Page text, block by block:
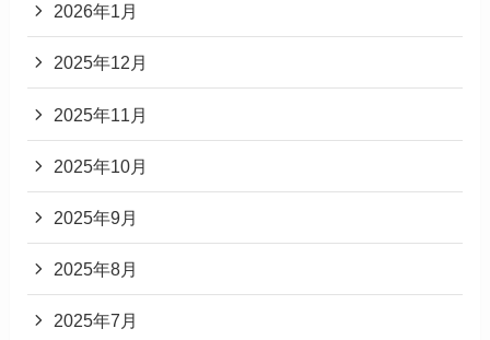
2026年1月
2025年12月
2025年11月
2025年10月
2025年9月
2025年8月
2025年7月